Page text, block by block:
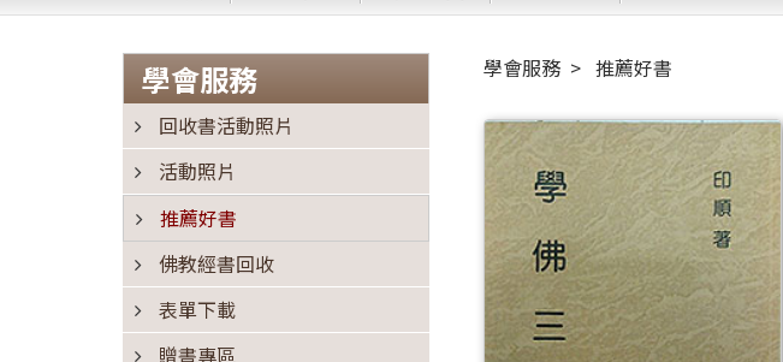
學會服務
回收書活動照片
活動照片
推薦好書
佛教經書回收
表單下載
贈書專區
學會服務 推薦好書